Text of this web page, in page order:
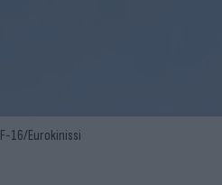
F-16/Eurokinissi